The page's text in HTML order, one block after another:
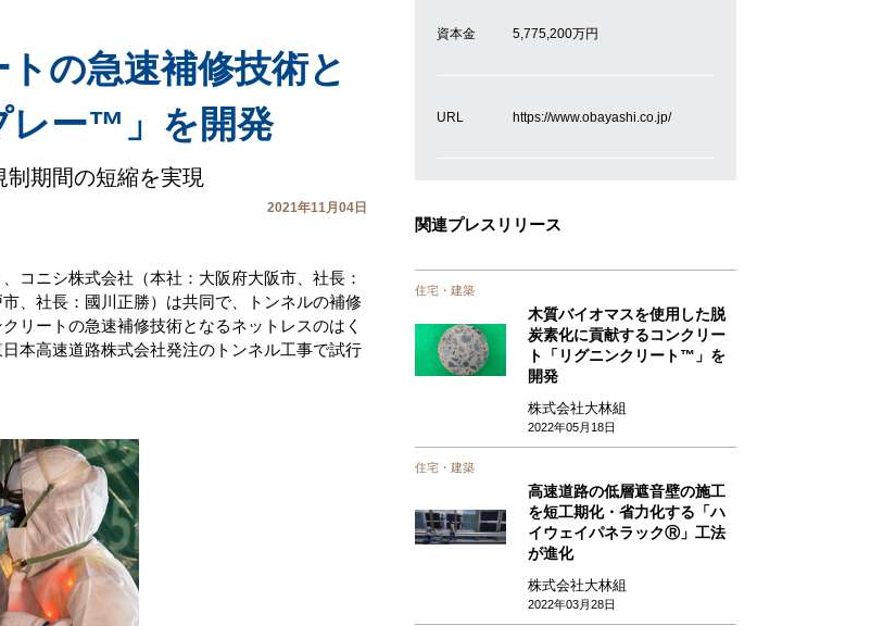
の急速補修技術と
レー™」を開発
制期間の短縮を実現
2021年11月04日
コニシ株式会社（本社：大阪府大阪市、社長：
、社長：國川正勝）は共同で、トンネルの補修
リートの急速補修技術となるネットレスのはく
本高速道路株式会社発注のトンネル工事で試行
資本金 5,775,200万円
URL https://www.obayashi.co.jp/
関連プレスリリース
住宅・建築
木質バイオマスを使用した脱
炭素化に貢献するコンクリー
ト「リグニンクリート™」を
開発
株式会社大林組
2022年05月18日
住宅・建築
高速道路の低層遮音壁の施工
を短工期化・省力化する「ハ
イウェイパネラックⓇ」工法
が進化
株式会社大林組
2022年03月28日